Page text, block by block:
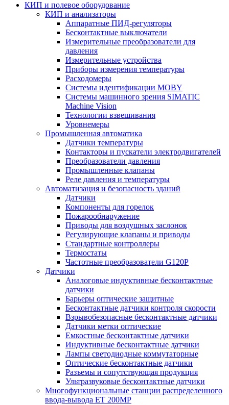
КИП и полевое оборудование
КИП и анализаторы
Аппаратные ПИД-регуляторы
Бесконтактные выключатели
Измерительные преобразователи для
давления
Измерительные устройства
Приборы измерения температуры
Расходомеры
Системы идентификации MOBY
Системы машинного зрения SIMATIC
Machine Vision
Технологии взвешивания
Уровнемеры
Промышленная автоматика
Датчики температуры
Контакторы и пускатели электродвигателей
Преобразователи давления
Промышленные клапаны
Реле давления и температуры
Автоматизация и безопасность зданий
Датчики
Компоненты для горелок
Пожарообнаружение
Приводы для воздушных заслонок
Регулирующие клапаны и приводы
Стандартные контроллеры
Термостаты
Частотные преобразователи G120P
Датчики
Аналоговые индуктивные бесконтактные
датчики
Барьеры оптические защитные
Бесконтактные датчики контроля скорости
Взрывобезопасные бесконтактные датчики
Датчики метки оптические
Емкостные бесконтактные датчики
Индуктивные бесконтактные датчики
Лампы светодиодные коммутаторные
Оптические бесконтактные датчики
Разъемы и сопутствующая продукция
Ультразвуковые бесконтактные датчики
Многофункциональные станции распределенного
ввода-вывода ET 200MP